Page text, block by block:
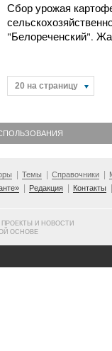
Сбор урожая
"Белореченский".
20 на страницу
Темы Справочники
Редакция Контакты
ПРОЕКТЫ И НОВОСТИ
ОСНОВЕ